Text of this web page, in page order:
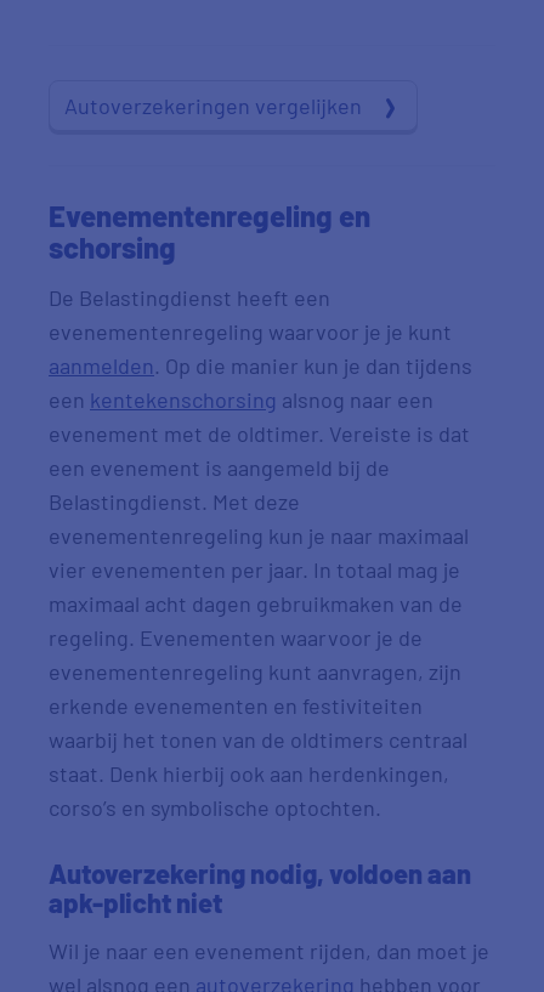
Autoverzekeringen vergelijken
Evenementenregeling en
schorsing
De Belastingdienst heeft een
evenementenregeling waarvoor je je kunt
aanmelden. Op die manier kun je dan tijdens
een kentekenschorsing alsnog naar een
evenement met de oldtimer. Vereiste is dat
een evenement is aangemeld bij de
Belastingdienst. Met deze
evenementenregeling kun je naar maximaal
vier evenementen per jaar. In totaal mag je
maximaal acht dagen gebruikmaken van de
regeling. Evenementen waarvoor je de
evenementenregeling kunt aanvragen, zijn
erkende evenementen en festiviteiten
waarbij het tonen van de oldtimers centraal
staat. Denk hierbij ook aan herdenkingen,
corso’s en symbolische optochten.
Autoverzekering nodig, voldoen aan
apk-plicht niet
Wil je naar een evenement rijden, dan moet je
wel alsnog een autoverzekering hebben voor